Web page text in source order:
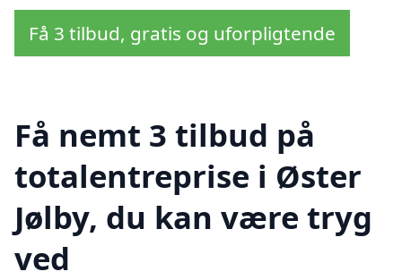
Få 3 tilbud, gratis og uforpligtende
Få nemt 3 tilbud på
totalentreprise i Øster
Jølby, du kan være tryg
ved